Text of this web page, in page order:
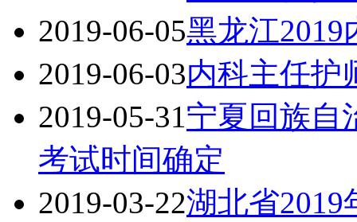
2019-06-05黑龙江
2019-06-03内科主任护
2019-05-31宁夏回族自
考试时间确定
2019-03-22湖北省